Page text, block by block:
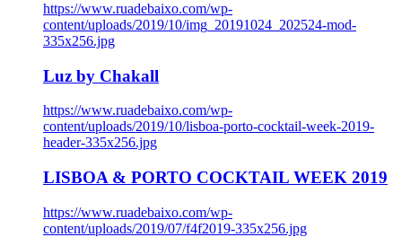
https://www.ruadebaixo.com/wp-
content/uploads/2019/10/img_20191024_202524-mod-
335x256.jpg
Luz by Chakall
https://www.ruadebaixo.com/wp-
content/uploads/2019/10/lisboa-porto-cocktail-week-2019-
header-335x256.jpg
LISBOA & PORTO COCKTAIL WEEK 2019
https://www.ruadebaixo.com/wp-
content/uploads/2019/07/f4f2019-335x256.jpg